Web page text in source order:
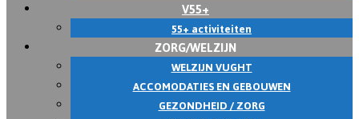
V55+
55+ activiteiten
ZORG/WELZIJN
WELZIJN VUGHT
ACCOMODATIES EN GEBOUWEN
GEZONDHEID / ZORG